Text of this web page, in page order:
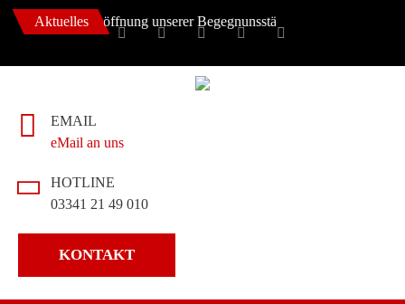
Aktuelles
2022 ++ Eröffnung unserer Begegnunsstätte ++
EMAIL
eMail an uns
HOTLINE
03341 21 49 010
KONTAKT